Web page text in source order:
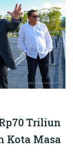
Berkelanjutan
Triliun
Kota Masa